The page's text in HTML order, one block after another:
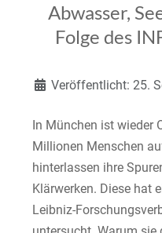
Abwasser,
Folge des
DetailsVeröffentlicht: 25.
In München ist wieder
Millionen Menschen
hinterlassen ihre
Klärwerken. Diese hat
Leibniz-